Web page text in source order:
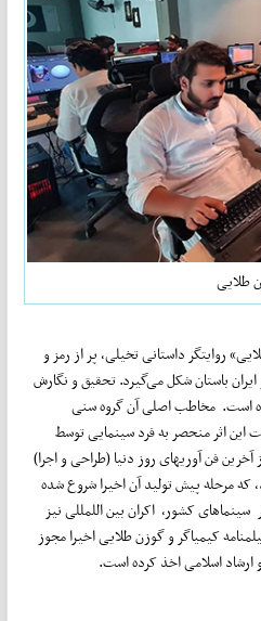
طلایی
روایتگر داستانی تخیلی، پر از رمز و
باستان شکل می‌گیرد. تحقیق و نگارش
است. مخاطب اصلی آن گروه سنی
اثر منحصر به فرد سینمایی توسط
فن آوریهای روز دنیا (طراحی و اجرا)
مرحله پیش تولید آن اخیرا شروع شده
کشور، اکران بین اللمللی نیز
کیمیاگر و گوزن طلایی اخیرا مجوز
اسلامی اخذ کرده است.